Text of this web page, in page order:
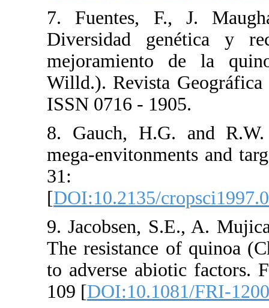
7.
Diversidad
Willd.).
ISSN 0716 -
8. Gauch,
mega-
[
9.
The
to adverse
109 [